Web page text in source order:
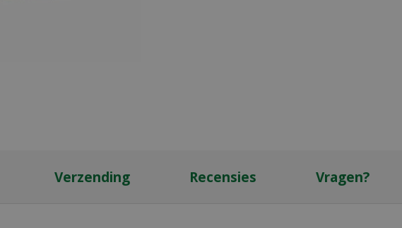
Verzending Recensies Vragen?